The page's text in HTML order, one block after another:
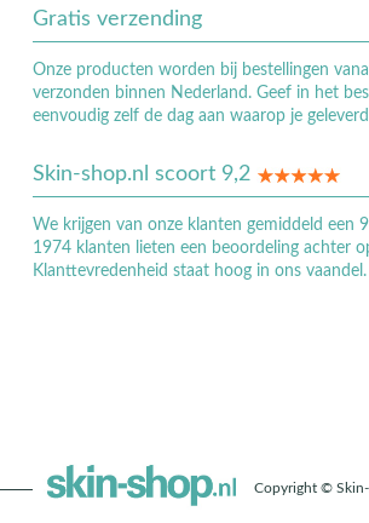
Gratis verzending
Onze producten worden bij bestellingen
verzonden binnen Nederland. Geef in het
eenvoudig zelf de dag aan waarop je
Skin-shop.nl scoort 9,2
We krijgen van onze klanten gemiddeld een
1974 klanten lieten een beoordeling achter
Klanttevredenheid staat hoog in ons vaandel.
Copyright ©